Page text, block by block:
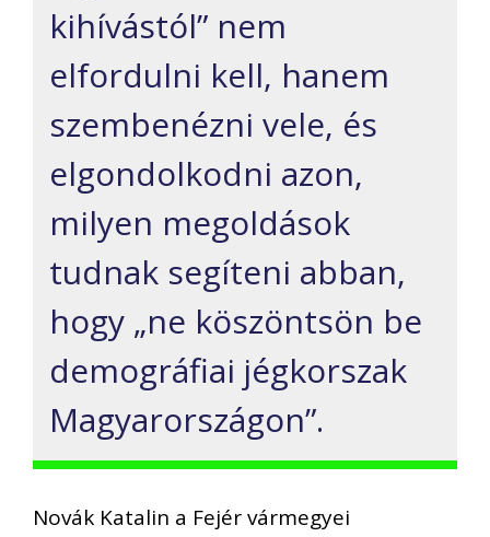
kihívástól” nem
elfordulni kell, hanem
szembenézni vele, és
elgondolkodni azon,
milyen megoldások
tudnak segíteni abban,
hogy „ne köszöntsön be
demográfiai jégkorszak
Magyarországon”.
Novák Katalin a Fejér vármegyei